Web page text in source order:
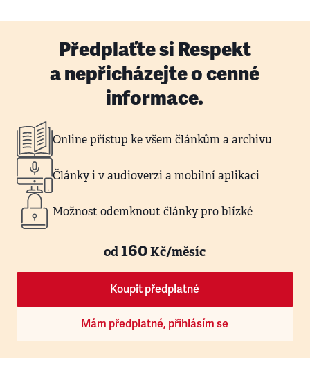
Předplaťte si Respekt
a nepřicházejte o cenné
informace.
Online přístup ke všem článkům a archivu
Články i v audioverzi a mobilní aplikaci
Možnost odemknout články pro blízké
od160Kč/měsíc
Koupit předplatné
Mám předplatné, přihlásím se